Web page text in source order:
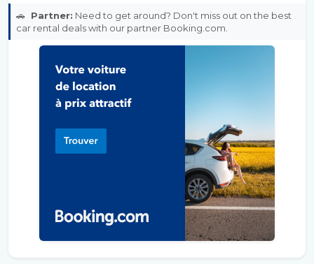
🚗 Partner: Need to get around? Don't miss out on the best
car rental deals with our partner Booking.com.